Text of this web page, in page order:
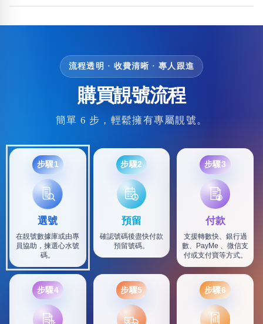
流程透明 · 收費清晰 · 專人跟進
購買靚號流程
簡單 6 步，輕鬆擁有專屬靚號。
步驟1
選號
在靚號數據庫或由專
員協助，揀選心水號
碼。
步驟2
預留
確認號碼後盡快付款
預留號碼。
步驟3
付款
支援轉數快、銀行過
數、PayMe 、微信支
付或支付寶等方式。
步驟4 步驟5
SF
步驟6